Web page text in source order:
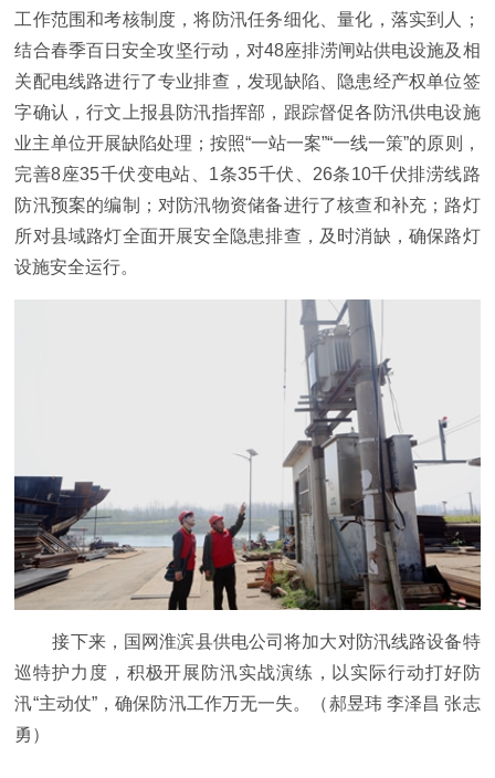
工作范围和考核制度，将防汛任务细化、量化， 落实到人；
结合春季百日安全攻坚行动，对48座排涝闸站供电设施及相
关配电线路进行了专业排查，发现缺陷、隐患经产权单位签
字确认，行文上报县防汛指挥部，跟踪督促各防汛供电设施
业主单位开展缺陷处理；按照“一站一案”“一线一策”的原则，
完善8座35千伏变电站、1条35千伏、26条10千伏排涝线路
防汛预案的编制；对防汛物资储备进行了核查和补充；路灯
所对县域路灯全面开展安全隐患排查，及时消缺，确保路灯
设施安全运行。
接下来，国网淮滨县供电公司将加大对防汛线路设备特
巡特护力度，积极开展防汛实战演练，以实际行动打好防
汛“主动仗”，确保防汛工作万无一失。（郝昱玮 李泽昌 张志
勇）